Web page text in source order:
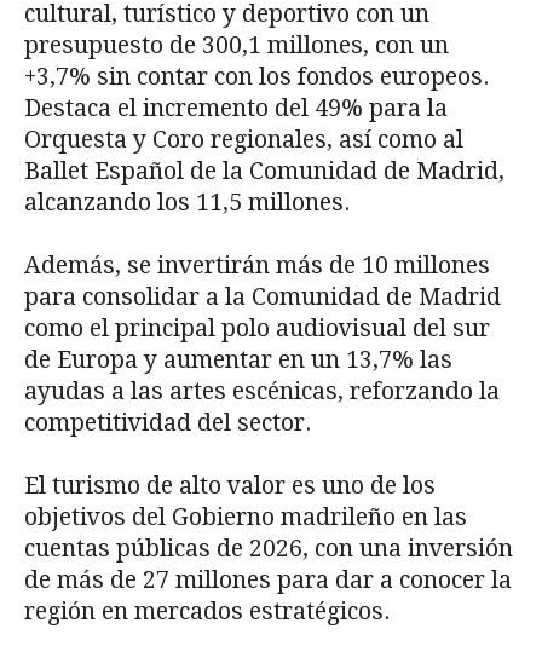
cultural, turístico y deportivo con un
presupuesto de 300,1 millones, con un
+3,7% sin contar con los fondos europeos.
Destaca el incremento del 49% para la
Orquesta y Coro regionales, así como al
Ballet Español de la Comunidad de Madrid,
alcanzando los 11,5 millones.
Además, se invertirán más de 10 millones
para consolidar a la Comunidad de Madrid
como el principal polo audiovisual del sur
de Europa y aumentar en un 13,7% las
ayudas a las artes escénicas, reforzando la
competitividad del sector.
El turismo de alto valor es uno de los
objetivos del Gobierno madrileño en las
cuentas públicas de 2026, con una inversión
de más de 27 millones para dar a conocer la
región en mercados estratégicos.